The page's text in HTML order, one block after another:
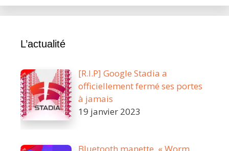
Man,
testez
découvrez
L’actualité
[R.I.P] Google Stadia a
officiellement fermé ses portes
à jamais
19 janvier 2023